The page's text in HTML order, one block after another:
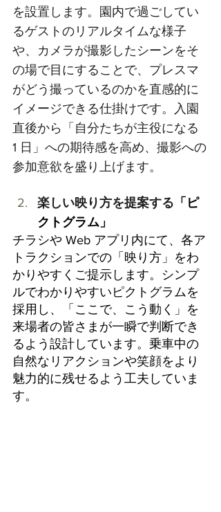
を設置します。園内で過ごしてい
るゲストのリアルタイムな様子
や、カメラが撮影したシーンをそ
の場で目にすることで、 プレスマ
がどう撮っているのかを直感的に
イメージできる仕掛けです。
入園
直後から「自分たちが主役になる
1 日」への期待感を高め、撮影への
参加意欲を盛り上げます。
楽しい映り方を提案する 「ピ
クトグラム」
チラシや Web アプリ内にて、各ア
トラクションでの「映り方」をわ
かりやすくご提示します。シンプ
ルでわかりやすいピクトグラムを
採用し、「ここで、こう動く」を
来場者の皆さまが一瞬で判断でき
るよう設計しています。乗車中の
自然なリアクションや笑顔をより
魅力的に残せるよう工夫していま
す。